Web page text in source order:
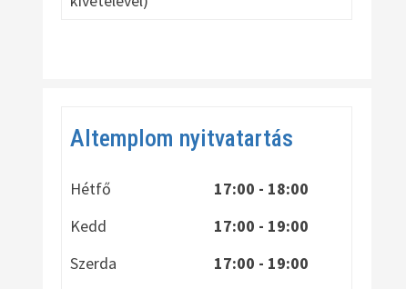
Altemplom nyitvatartás
Hétfő
17:00 - 18:00
Kedd
17:00 - 19:00
Szerda
17:00 - 19:00